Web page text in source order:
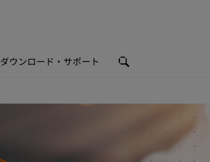
ダウンロード・サポート